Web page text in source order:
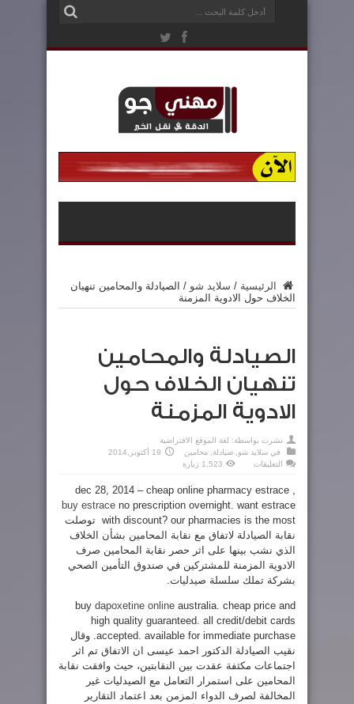
الرئيسية / سلايد شو / الصيادلة والمحامين تنهيان
الخلاف حول الادوية المزمنة
الصيادلة والمحامين
تنهيان الخلاف حول
الادوية المزمنة
نشرت بواسطة: لغة الموقع الافتراضية
في سلايد شو, صيادلة, محامين
19 أكتوبر,2014
التعليقات
تنهيان
الخلاف
حول
الادوية
المزمنة
مغلقة
1,523 زيارة
dec 28, 2014 – cheap online pharmacy estrace ,
buy estrace no prescription overnight. want estrace
with discount? our pharmacies is the most توصلت
نقابة الصيادلة لاتفاق مع نقابة المحامين بشأن الخلاف
الذي نشب بينها على اثر حصر نقابة المحامين صرف
الادوية المزمنة للمشتركين في صندوق التأمين الصحي
بشركة تملك سلسلة صيدليات.
buy dapoxetine online australia. cheap price and
high quality guaranteed. all credit/debit cards
accepted. available for immediate purchase. وقال
نقيب الصيادلة الدكتور احمد عيسى ان الاتفاق تم اثر
اجتماعات مكثفة عقدت بين النقابتين، حيث وافقت نقابة
المحامين على استمرار التعامل مع الصيدليات غير
المخالفة لصرف الدواء المزمن بعد اعتماد التقارير